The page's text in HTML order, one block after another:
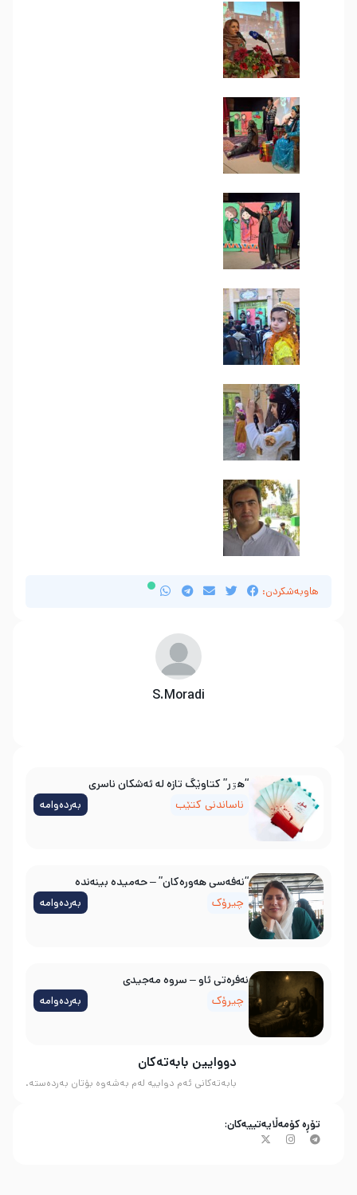
هاوبەشکردن:
S.Moradi
دووایین بابەتەکان
بابەتەکانی ئەم دواییە لەم بەشەوە بۆتان بەردەستە.
“هۊر” کتاوێگ تازە لە ئەشکان ناسری
ناساندنی کتێب
بەردەوامە
“نەفەسی هەورەکان” – حەمیدە بینەندە
چیرۆک
بەردەوامە
نه‌فره‌تی ئاو – سروه‌ مه‌جیدی
چیرۆک
بەردەوامە
تۆڕە کۆمەڵایەتییەکان: